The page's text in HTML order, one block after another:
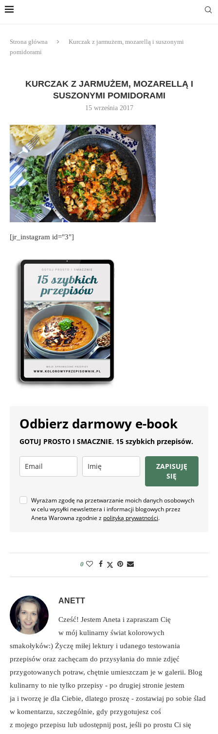
Strona główna
Kurczak z jarmużem, mozarellą i suszonymi
pomidorami
KURCZAK Z JARMUŻEM, MOZARELLĄ I
SUSZONYMI POMIDORAMI
15 września 2017
[jr_instagram id="3"]
Odbierz darmowy e-book
GOTUJ PROSTO I SMACZNIE. 15 szybkich przepisów.
ZAPISUJĘ
SIĘ
Wyrażam zgodę na przetwarzanie moich danych osobowych
w celu wysyłki newslettera i informacji blogowych przez
Aneta Warowna zgodnie z polityką prywatności.
0
ANETT
Cześć! Jestem Aneta i zapraszam Cię
w mój kulinarny świat kolorowych
smakołyków:) Życzę miłej lektury i udanego testowania
przepisów oraz zachęcam do przysyłania do mnie zdjęć
przygotowanych potraw, chętnie umieszczam je w galerii. Blog
kulinarny to nie tylko przepisy - po drugiej stronie jestem
ja i tworzę je dla Ciebie, dlatego proszę - zostawiaj po sobie ślad
w komentarzu, szczególnie, gdy przygotujesz coś
z mojego przepisu lub udostępnij post, jeśli po prostu Ci się